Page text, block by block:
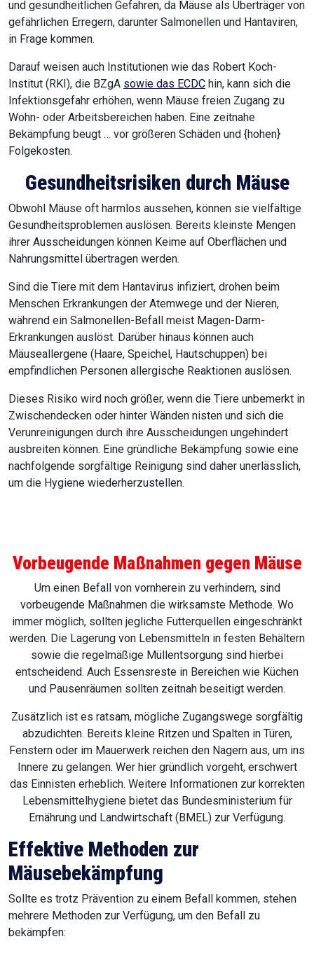
und gesundheitlichen Gefahren, da Mäuse als Überträger von
gefährlichen Erregern, darunter Salmonellen und Hantaviren,
in Frage kommen.
Darauf weisen auch Institutionen wie das Robert Koch-
Institut (RKI), die BZgA sowie das ECDC hin, kann sich die
Infektionsgefahr erhöhen, wenn Mäuse freien Zugang zu
Wohn- oder Arbeitsbereichen haben. Eine zeitnahe
Bekämpfung beugt … vor größeren Schäden und {hohen}
Folgekosten.
Gesundheitsrisiken durch Mäuse
Obwohl Mäuse oft harmlos aussehen, können sie vielfältige
Gesundheitsproblemen auslösen. Bereits kleinste Mengen
ihrer Ausscheidungen können Keime auf Oberflächen und
Nahrungsmittel übertragen werden.
Sind die Tiere mit dem Hantavirus infiziert, drohen beim
Menschen Erkrankungen der Atemwege und der Nieren,
während ein Salmonellen-Befall meist Magen-Darm-
Erkrankungen auslöst. Darüber hinaus können auch
Mäuseallergene (Haare, Speichel, Hautschuppen) bei
empfindlichen Personen allergische Reaktionen auslösen.
Dieses Risiko wird noch größer, wenn die Tiere unbemerkt in
Zwischendecken oder hinter Wänden nisten und sich die
Verunreinigungen durch ihre Ausscheidungen ungehindert
ausbreiten können. Eine gründliche Bekämpfung sowie eine
nachfolgende sorgfältige Reinigung sind daher unerlässlich,
um die Hygiene wiederherzustellen.
Vorbeugende Maßnahmen gegen Mäuse
Um einen Befall von vornherein zu verhindern, sind
vorbeugende Maßnahmen die wirksamste Methode. Wo
immer möglich, sollten jegliche Futterquellen eingeschränkt
werden. Die Lagerung von Lebensmitteln in festen Behältern
sowie die regelmäßige Müllentsorgung sind hierbei
entscheidend. Auch Essensreste in Bereichen wie Küchen
und Pausenräumen sollten zeitnah beseitigt werden.
Zusätzlich ist es ratsam, mögliche Zugangswege sorgfältig
abzudichten. Bereits kleine Ritzen und Spalten in Türen,
Fenstern oder im Mauerwerk reichen den Nagern aus, um ins
Innere zu gelangen. Wer hier gründlich vorgeht, erschwert
das Einnisten erheblich. Weitere Informationen zur korrekten
Lebensmittelhygiene bietet das Bundesministerium für
Ernährung und Landwirtschaft (BMEL) zur Verfügung.
Effektive Methoden zur
Mäusebekämpfung
Sollte es trotz Prävention zu einem Befall kommen, stehen
mehrere Methoden zur Verfügung, um den Befall zu
bekämpfen: